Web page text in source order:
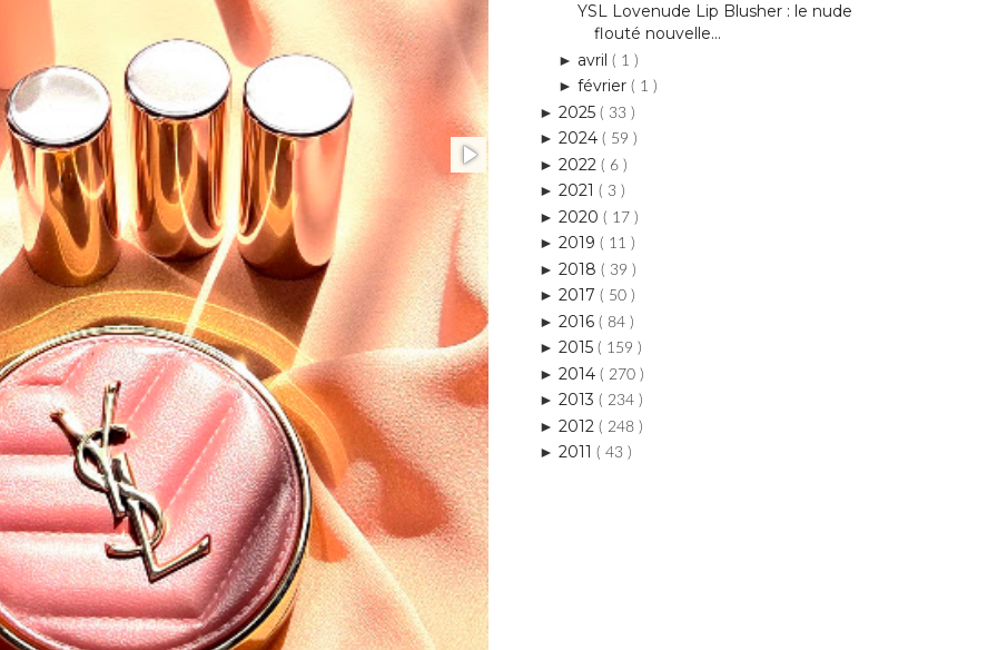
YSL Lovenude Lip Blusher : le nude
flouté nouvelle...
► avril ( 1 )
► février ( 1 )
► 2025 ( 33 )
► 2024 ( 59 )
► 2022 ( 6 )
► 2021 ( 3 )
► 2020 ( 17 )
► 2019 ( 11 )
► 2018 ( 39 )
► 2017 ( 50 )
► 2016 ( 84 )
► 2015 ( 159 )
► 2014 ( 270 )
► 2013 ( 234 )
► 2012 ( 248 )
► 2011 ( 43 )